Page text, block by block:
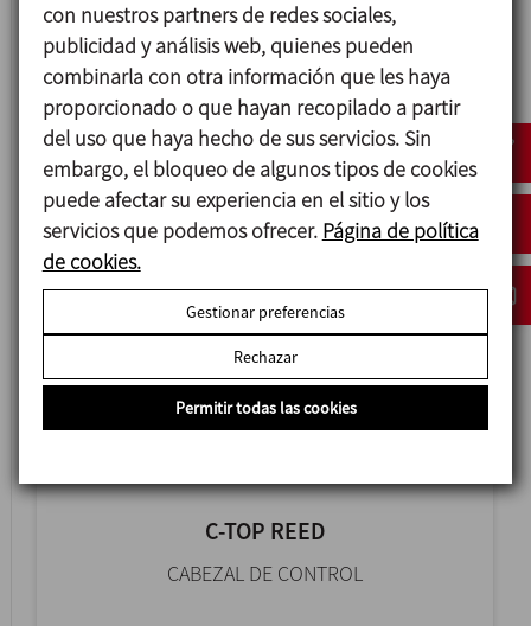
C-TOP B
CABEZAL DE CONTROL
C-TOP REED
CABEZAL DE CONTROL
con nuestros partners de redes sociales,
publicidad y análisis web, quienes pueden
combinarla con otra información que les haya
proporcionado o que hayan recopilado a partir
del uso que haya hecho de sus servicios. Sin
embargo, el bloqueo de algunos tipos de cookies
puede afectar su experiencia en el sitio y los
servicios que podemos ofrecer. Página de política
de cookies.
Gestionar preferencias
Rechazar
Permitir todas las cookies